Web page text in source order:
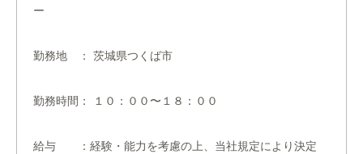
ー
勤務地 ： 茨城県つくば市
勤務時間： １０：００〜１８：００
給与 ：経験・能力を考慮の上、当社規定により決定